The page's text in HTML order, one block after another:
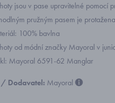
jsou v pase upravitelné pomocí
pružným pasem je
100% bavlna
od módní značky Mayoral v
Mayoral 6591-62 Manglar
Dodavatel: Mayoral